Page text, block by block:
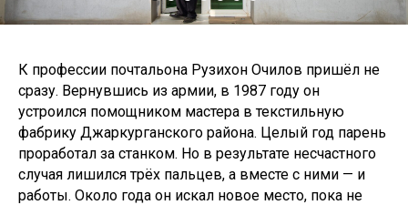
К профессии почтальона Рузихон Очилов пришёл не
сразу. Вернувшись из армии, в 1987 году он
устроился помощником мастера в текстильную
фабрику Джаркурганского района. Целый год парень
проработал за станком. Но в результате несчастного
случая лишился трёх пальцев, а вместе с ними — и
работы. Около года он искал новое место, пока не